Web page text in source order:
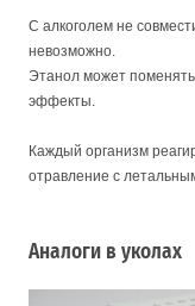
С алкоголем не
невозможно.
Этанол может
эффекты.
Каждый организм
отравление с
Аналоги в уколах